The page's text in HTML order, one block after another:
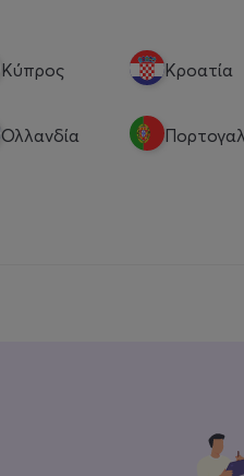
Κύπρος Κροατία
Ολλανδία